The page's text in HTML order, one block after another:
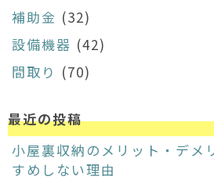
補助金 (32)
設備機器 (42)
間取り (70)
最近の投稿
小屋裏収納のメリット・デメ
すめしない理由